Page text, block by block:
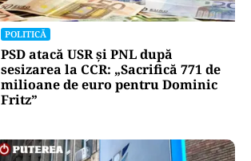
POLITICĂ
PSD atacă USR și PNL după
sesizarea la CCR: „Sacrifică 771 de
milioane de euro pentru Dominic
Fritz”